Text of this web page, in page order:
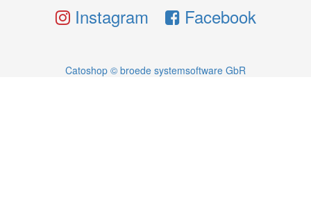
Instagram Facebook
Catoshop © broede systemsoftware GbR